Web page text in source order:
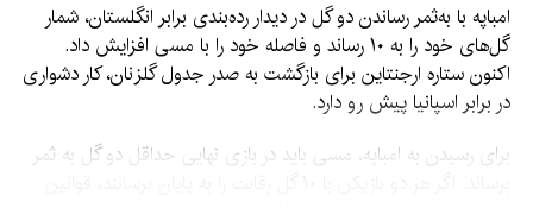
امباپه با به‌ثمر رساندن دو گل در دیدار رده‌بندی برابر انگلستان، شمار
گل‌های خود را به ۱۰ رساند و فاصله خود را با مسی افزایش داد.
اکنون ستاره ارجنتاین برای بازگشت به صدر جدول گلزنان، کار دشواری
در برابر اسپانیا پیش رو دارد.
برای رسیدن به امباپه، مسی باید در بازی نهایی حداقل دو گل به ثمر